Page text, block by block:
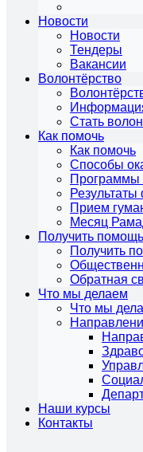
Новости
Новости
Тендеры
Вакансии
Волонтёрство
Стать
Как помочь
Как помочь
Способы
Прием
Месяц
Получить помощь
Получить
Обратная
Что мы делаем
Что мы
Наши курсы
Контакты